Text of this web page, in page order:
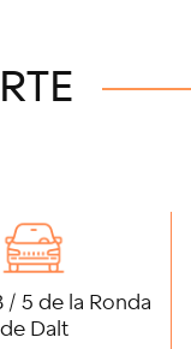
/ 5 de la Ronda
de Dalt